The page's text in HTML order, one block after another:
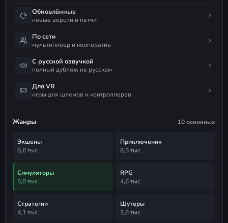
Обновлённые
новые версии и патчи
По сети
мультиплеер и кооператив
С русской озвучкой
полный дубляж на русском
Для VR
игры для шлемов и контроллеров
Жанры 10 основных
Экшены
8,6 тыс.
Приключения
8,5 тыс.
Симуляторы
5,0 тыс.
RPG
4,6 тыс.
Стратегии
4,1 тыс.
Шутеры
2,8 тыс.